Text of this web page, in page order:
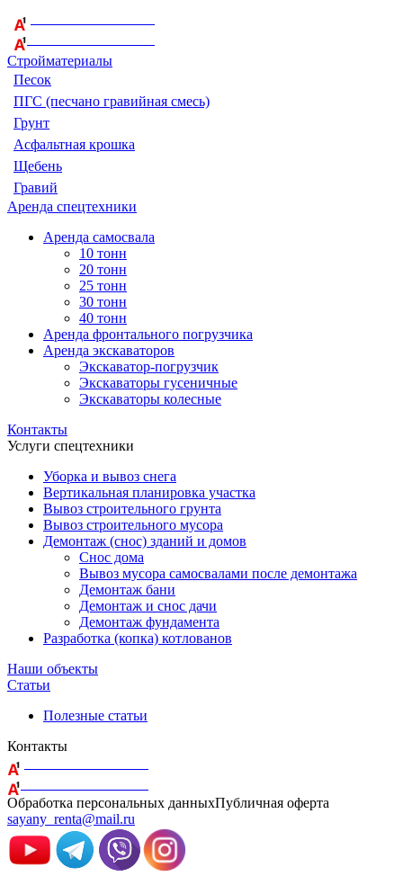
Стройматериалы
Песок
ПГС (песчано гравийная смесь)
Грунт
Асфальтная крошка
Щебень
Гравий
Аренда спецтехники
Аренда самосвала
10 тонн
20 тонн
25 тонн
30 тонн
40 тонн
Аренда фронтального погрузчика
Аренда экскаваторов
Экскаватор-погрузчик
Экскаваторы гусеничные
Экскаваторы колесные
Контакты
Услуги спецтехники
Уборка и вывоз снега
Вертикальная планировка участка
Вывоз строительного грунта
Вывоз строительного мусора
Демонтаж (снос) зданий и домов
Снос дома
Вывоз мусора самосвалами после демонтажа
Демонтаж бани
Демонтаж и снос дачи
Демонтаж фундамента
Разработка (копка) котлованов
Наши объекты
Статьи
Полезные статьи
Контакты
Обработка персональных данныхПубличная оферта
sayany_renta@mail.ru